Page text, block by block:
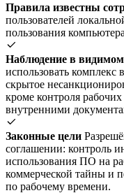
Правила известны
пользователей
пользования
Наблюдение в
использовать
скрытое
кроме контроля
внутренними
Законные цели
соглашении: контроль
использования ПО на
коммерческой тайны и
по рабочему времени.